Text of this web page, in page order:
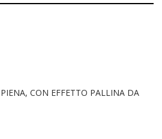
CON EFFETTO PALLINA DA